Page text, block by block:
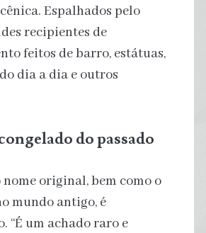
Espalhados pelo
recipientes de
feitos de barro, estátuas,
dia a dia e outros
do passado
original, bem como o
mundo antigo, é
“É um achado raro e